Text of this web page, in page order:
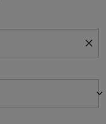
close
keyboard_arrow_down